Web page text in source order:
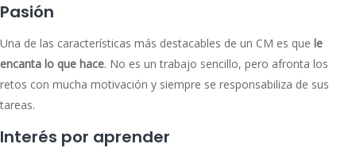
Pasión
Una de las características más destacables de un CM es que le
encanta lo que hace. No es un trabajo sencillo, pero afronta los
retos con mucha motivación y siempre se responsabiliza de sus
tareas.
Interés por aprender